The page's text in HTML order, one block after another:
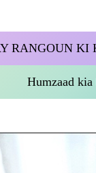
RANGOUN KI
Humzaad kia